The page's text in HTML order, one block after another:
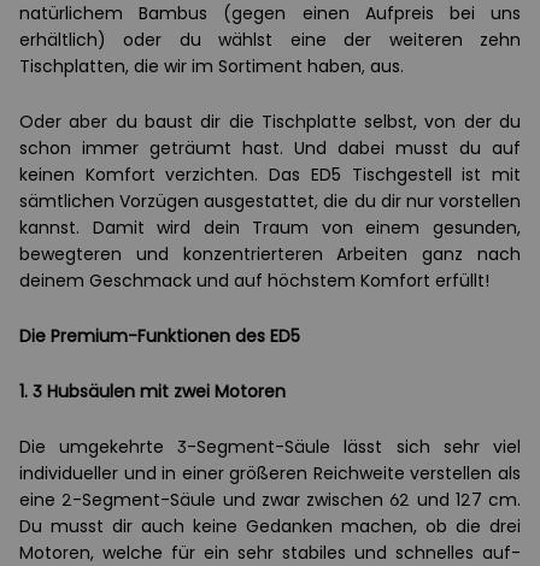
natürlichem Bambus (gegen einen Aufpreis bei uns
erhältlich) oder du wählst eine der weiteren zehn
Tischplatten, die wir im Sortiment haben, aus.
Oder aber du baust dir die Tischplatte selbst, von der du
schon immer geträumt hast. Und dabei musst du auf
keinen Komfort verzichten. Das ED5 Tischgestell ist mit
sämtlichen Vorzügen ausgestattet, die du dir nur vorstellen
kannst. Damit wird dein Traum von einem gesunden,
bewegteren und konzentrierteren Arbeiten ganz nach
deinem Geschmack und auf höchstem Komfort erfüllt!
Die Premium-Funktionen des ED5
1. 3 Hubsäulen mit zwei Motoren
Die umgekehrte 3-Segment-Säule lässt sich sehr viel
individueller und in einer größeren Reichweite verstellen als
eine 2-Segment-Säule und zwar zwischen 62 und 127 cm.
Du musst dir auch keine Gedanken machen, ob die drei
Motoren, welche für ein sehr stabiles und schnelles auf-